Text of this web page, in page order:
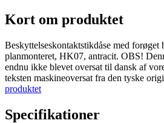
Kort om produktet
Beskyttelseskontaktstikdåse med forøget
planmonteret, HK07, antracit. OBS!
endnu ikke blevet oversat til dansk af
teksten maskineoversat fra den tyske
produktet
Specifikationer